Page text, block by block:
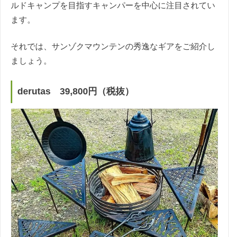
ルドキャンプを目指すキャンパーを中心に注目されてい
ます。
それでは、サンゾクマウンテンの秀逸なギアをご紹介し
ましょう。
derutas 39,800円（税抜）